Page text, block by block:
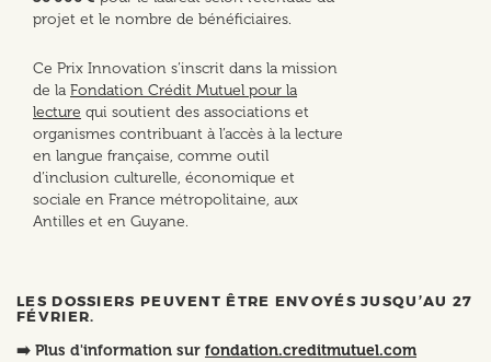
projet et le nombre de bénéficiaires.
Ce Prix Innovation s’inscrit dans la mission
de la Fondation Crédit Mutuel pour la
lecture qui soutient des associations et
organismes contribuant à l’accès à la lecture
en langue française, comme outil
d’inclusion culturelle, économique et
sociale en France métropolitaine, aux
Antilles et en Guyane.
LES DOSSIERS PEUVENT ÊTRE ENVOYÉS JUSQU’AU 27
FÉVRIER.
➡️ Plus d'information sur fondation.creditmutuel.com